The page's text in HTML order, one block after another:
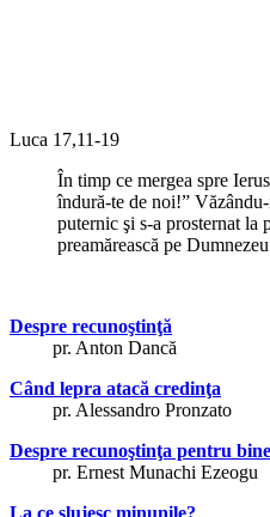
Luca 17,11-19
În timp ce mergea spre
îndură-te de noi!”
puternic şi s-a prosternat la
preamărească pe
Despre recunoştinţă
pr. Anton Dancă
Când lepra atacă credinţa
pr. Alessandro Pronzato
Despre recunoştinţa pentru
pr. Ernest Munachi Ezeogu
La ce slujesc minunile?